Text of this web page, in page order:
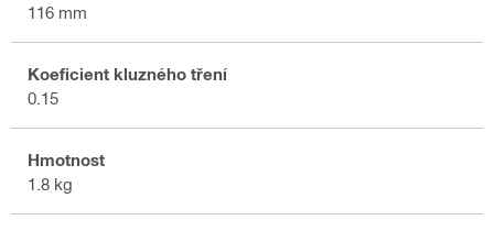
116 mm
Koeficient kluzného tření
0.15
Hmotnost
1.8 kg